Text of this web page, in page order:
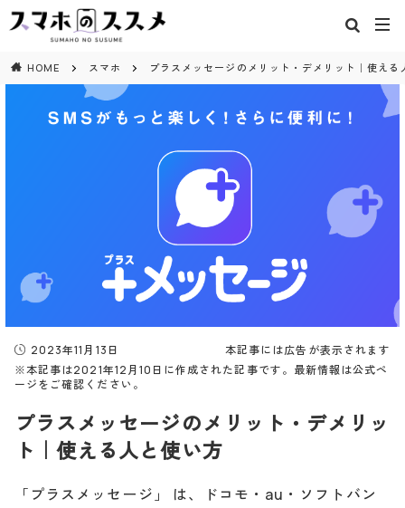
HOME スマホ プラスメッセージのメリット・デメリット｜使える
2023年11月13日
本記事には広告が表示されます
※本記事は2021年12月10日に作成された記事です。最新情報は公式ペ
ージをご確認ください。
プラスメッセージのメリット・デメリッ
ト｜使える人と使い方
「プラスメッセージ」 は、ドコモ・au・ソフトバン